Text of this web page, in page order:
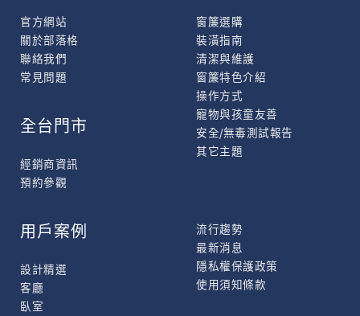
官方網站
關於部落格
聯絡我們
常見問題
窗簾選購
裝潢指南
清潔與維護
窗簾特色介紹
操作方式
寵物與孩童友善
安全/無毒測試報告
其它主題
全台門市
經銷商資訊
預約參觀
用戶案例
設計精選
客廳
臥室
流行趨勢
最新消息
隱私權保護政策
使用須知條款